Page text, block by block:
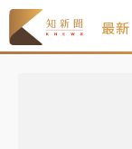
最新